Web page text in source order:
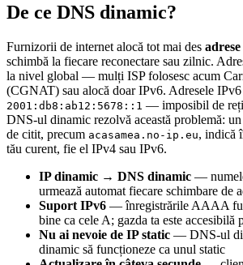
De ce DNS dinamic?
Furnizorii de internet alocă tot mai des
schimbă la fiecare reconectare sau zilnic.
la nivel global — mulți ISP folosesc acum
(CGNAT) sau alocă doar IPv6. Adresele IPv6
2001:db8:ab12:5678::1 — imposibil de
DNS-ul dinamic rezolvă această problemă:
de citit, precum acasamea.no-ip.eu, indică
tău curent, fie el IPv4 sau IPv6.
IP dinamic → DNS dinamic —
urmează automat fiecare schimbare de
Suport IPv6 — înregistrările AAAA
bine ca cele A; gazda ta este accesibilă
Nu ai nevoie de IP static — DNS-ul
dinamic să funcționeze ca unul static